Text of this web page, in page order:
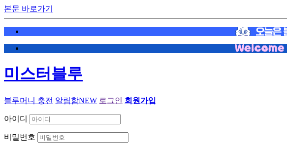
본문 바로가기
미스터블루
블루머니 충전 알림함NEW 로그인 회원가입
아이디
비밀번호